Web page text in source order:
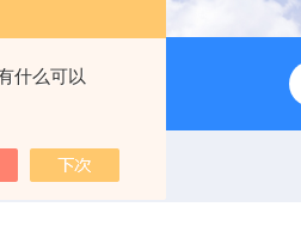
什么可以
D大型全自动翻转式振荡萃取器